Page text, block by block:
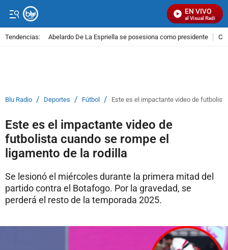
EN VIVO
Señal Visual Radio
Tendencias: Abelardo De La Espriella se posesiona como presidente
Blu Radio / Deportes / Fútbol / Este es el impactante video de
Este es el impactante video de
futbolista cuando se rompe el
ligamento de la rodilla
Se lesionó el miércoles durante la primera mitad del
partido contra el Botafogo. Por la gravedad, se
perderá el resto de la temporada 2025.